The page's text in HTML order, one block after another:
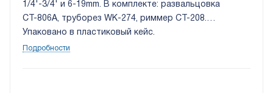
1/4'-3/4' и 6-19mm. В комплекте: развальцовка
CТ-806А, труборез WK-274, риммер CT-208.
Упаковано в пластиковый кейс.
Подробности